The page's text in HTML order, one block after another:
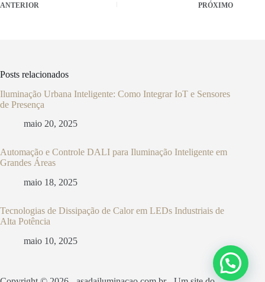
ANTERIOR PRÓXIMO
Posts relacionados
Iluminação Urbana Inteligente: Como Integrar IoT e Sensores
de Presença
maio 20, 2025
Automação e Controle DALI para Iluminação Inteligente em
Grandes Áreas
maio 18, 2025
Tecnologias de Dissipação de Calor em LEDs Industriais de
Alta Potência
maio 10, 2025